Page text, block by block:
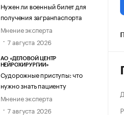
Нужен ли военный билет для
получения загранпаспорта
Мнение эксперта
7 августа 2026
АО «ДЕЛОВОЙ ЦЕНТР
НЕЙРОХИРУРГИИ»
Судорожные приступы: что
нужно знать пациенту
Мнение эксперта
7 августа 2026